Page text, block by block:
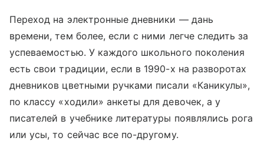
Переход на электронные дневники — дань
времени, тем более, если с ними легче следить за
успеваемостью. У каждого школьного поколения
есть свои традиции, если в 1990-х на разворотах
дневников цветными ручками писали «Каникулы»,
по классу «ходили» анкеты для девочек, а у
писателей в учебнике литературы появлялись рога
или усы, то сейчас все по-другому.